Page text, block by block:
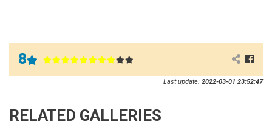
8
Last update: 2022-03-01 23:52:47
RELATED GALLERIES